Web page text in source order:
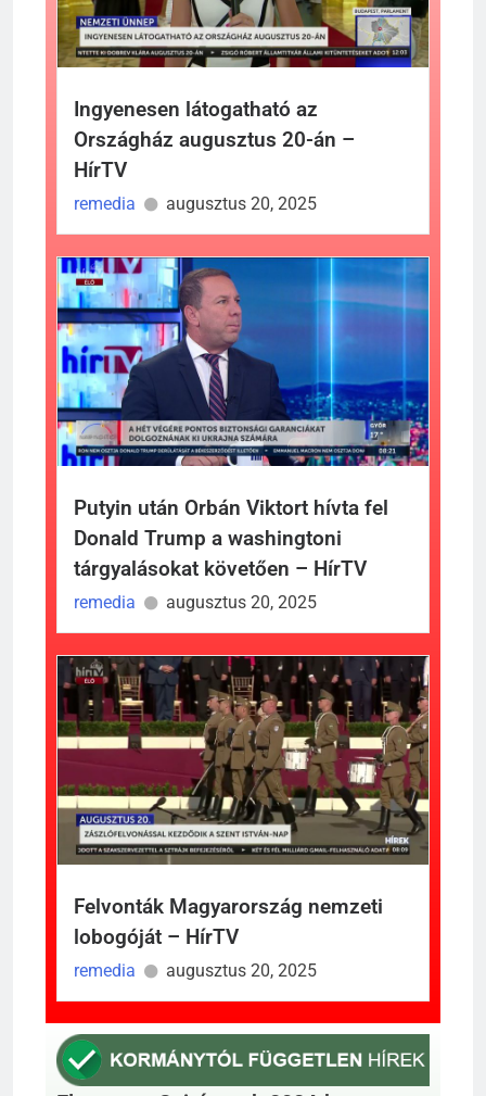
Ingyenesen látogatható az
Országház augusztus 20-án –
HírTV
remedia augusztus 20, 2025
Putyin után Orbán Viktort hívta fel
Donald Trump a washingtoni
tárgyalásokat követően – HírTV
remedia augusztus 20, 2025
Felvonták Magyarország nemzeti
lobogóját – HírTV
remedia augusztus 20, 2025